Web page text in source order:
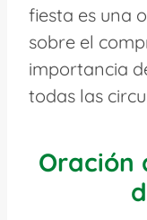
fiesta es una
sobre el
importancia
todas las
Oración